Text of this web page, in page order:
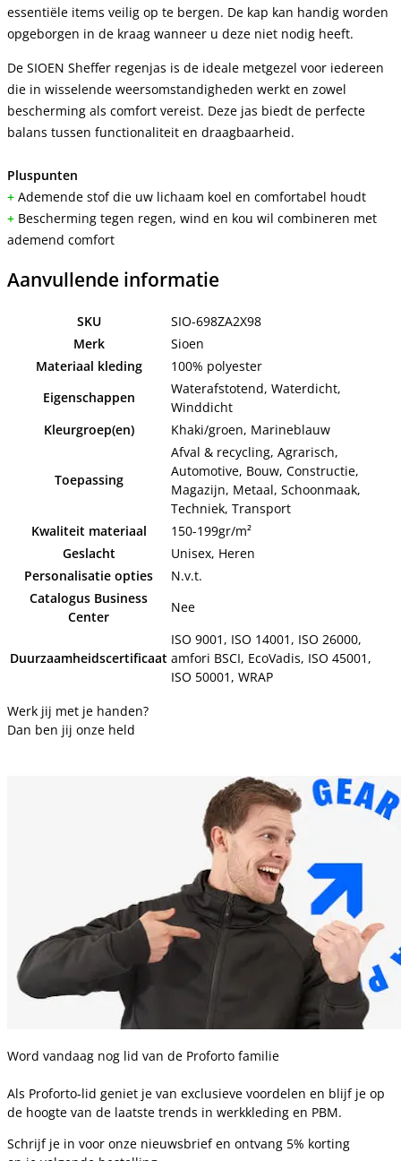
essentiële items veilig op te bergen. De kap kan handig worden
opgeborgen in de kraag wanneer u deze niet nodig heeft.
De SIOEN Sheffer regenjas is de ideale metgezel voor iedereen
die in wisselende weersomstandigheden werkt en zowel
bescherming als comfort vereist. Deze jas biedt de perfecte
balans tussen functionaliteit en draagbaarheid.
Pluspunten
+ Ademende stof die uw lichaam koel en comfortabel houdt
+ Bescherming tegen regen, wind en kou wil combineren met
ademend comfort
Aanvullende informatie
SKU
SIO-698ZA2X98
Merk
Sioen
Materiaal kleding
100% polyester
Eigenschappen
Waterafstotend, Waterdicht,
Winddicht
Kleurgroep(en)
Khaki/groen, Marineblauw
Toepassing
Afval & recycling, Agrarisch,
Automotive, Bouw, Constructie,
Magazijn, Metaal, Schoonmaak,
Techniek, Transport
Kwaliteit materiaal
150-199gr/m²
Geslacht
Unisex, Heren
Personalisatie opties
N.v.t.
Catalogus Business
Center
Nee
Duurzaamheidscertificaat
ISO 9001, ISO 14001, ISO 26000,
amfori BSCI, EcoVadis, ISO 45001,
ISO 50001, WRAP
Werk jij met je handen?
Dan ben jij onze held
Word vandaag nog lid van de Proforto familie
Als Proforto-lid geniet je van exclusieve voordelen en blijf je op
de hoogte van de laatste trends in werkkleding en PBM.
Schrijf je in voor onze nieuwsbrief en ontvang 5% korting